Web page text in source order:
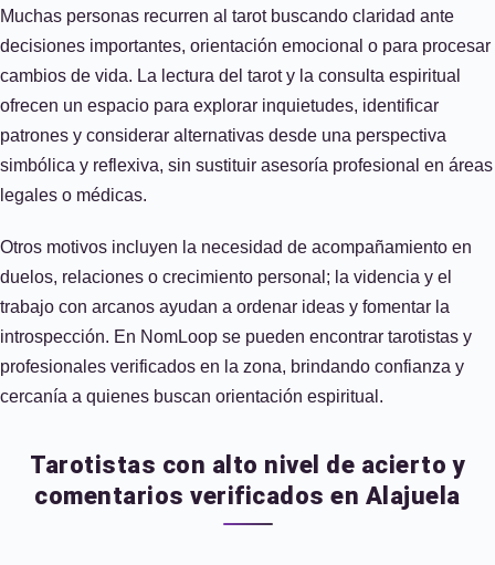
Muchas personas recurren al tarot buscando claridad ante
decisiones importantes, orientación emocional o para procesar
cambios de vida. La lectura del tarot y la consulta espiritual
ofrecen un espacio para explorar inquietudes, identificar
patrones y considerar alternativas desde una perspectiva
simbólica y reflexiva, sin sustituir asesoría profesional en áreas
legales o médicas.
Otros motivos incluyen la necesidad de acompañamiento en
duelos, relaciones o crecimiento personal; la videncia y el
trabajo con arcanos ayudan a ordenar ideas y fomentar la
introspección. En NomLoop se pueden encontrar tarotistas y
profesionales verificados en la zona, brindando confianza y
cercanía a quienes buscan orientación espiritual.
Tarotistas con alto nivel de acierto y
comentarios verificados en Alajuela